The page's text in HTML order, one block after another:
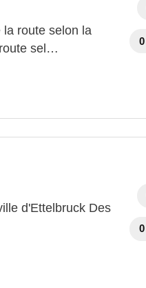
route selon la
sel…
0
d'Ettelbruck Des
0